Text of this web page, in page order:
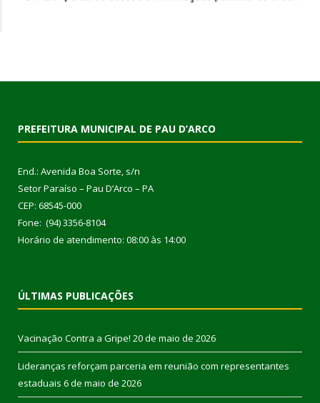
PREFEITURA MUNICIPAL DE PAU D’ARCO
End.: Avenida Boa Sorte, s/n
Setor Paraíso – Pau D’Arco – PA
CEP: 68545-000
Fone: (94) 3356-8104
Horário de atendimento: 08:00 às 14:00
ÚLTIMAS PUBLICAÇÕES
Vacinação Contra a Gripe! 20 de maio de 2026
Lideranças reforçam parceria em reunião com representantes
estaduais 6 de maio de 2026